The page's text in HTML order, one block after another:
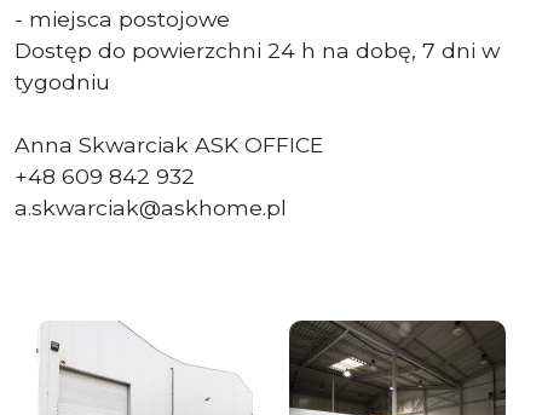
- miejsca postojowe
Dostęp do powierzchni 24 h na dobę, 7 dni w
tygodniu
Anna Skwarciak ASK OFFICE
+48 609 842 932
a.skwarciak@askhome.pl